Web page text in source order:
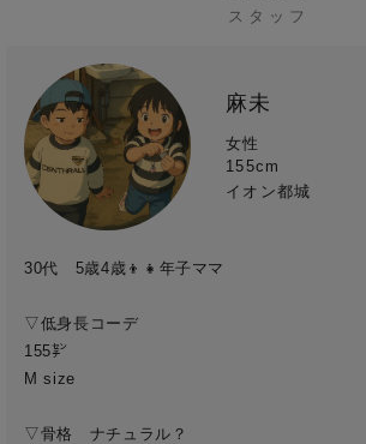
スタッフ
麻未
イオン都城
155cm
女性
30代　5歳4歳👦👧年子ママ
▽低身長コーデ
155㌢
M size
▽骨格　ナチュラル？